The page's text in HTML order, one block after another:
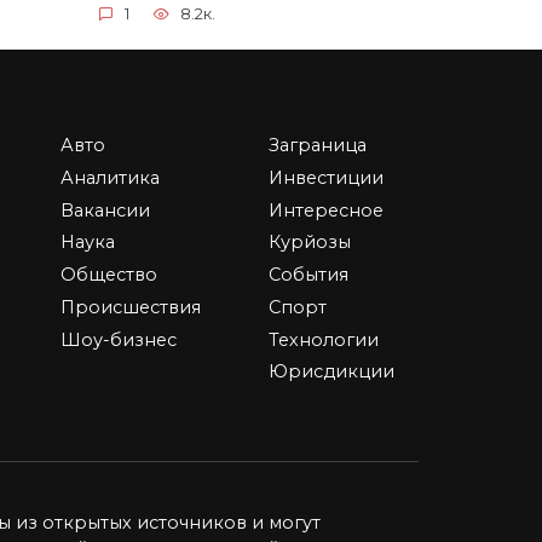
1 8.2к.
История президентских
где такое уже
случалось
В 2020 мир взбудоражила
новость об обнулении срока
Авто
Аналитика
Вакансии
Наука
Общество
Происшествия
Шоу-бизнес
Заграница
Инвестиции
Интересное
Курйозы
События
Спорт
Технологии
Юрисдикции
из открытых источников и могут